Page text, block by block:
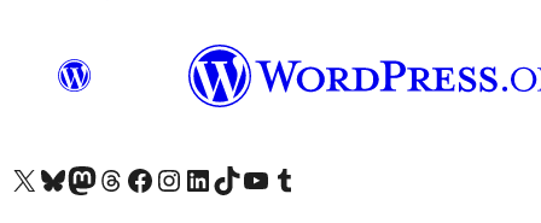
Apmeklējiet mūsu X (agrāk Twitter) kontu
Apmeklējiet mūsu Bluesky kontu
Apmeklējiet mūsu Mastodon kontu
Apmeklējiet mūsu Threads kontu
Apmeklējiet mūsu Facebook lapuApmeklējiet mūsu Instagram kontu
Apmeklējiet mūsu LinkedIn kontu
Apmeklējiet mūsu TikTok kontu
Apmeklējiet mūsu YouTube kanālu
Apmeklējiet mūsu Tumblr kontu